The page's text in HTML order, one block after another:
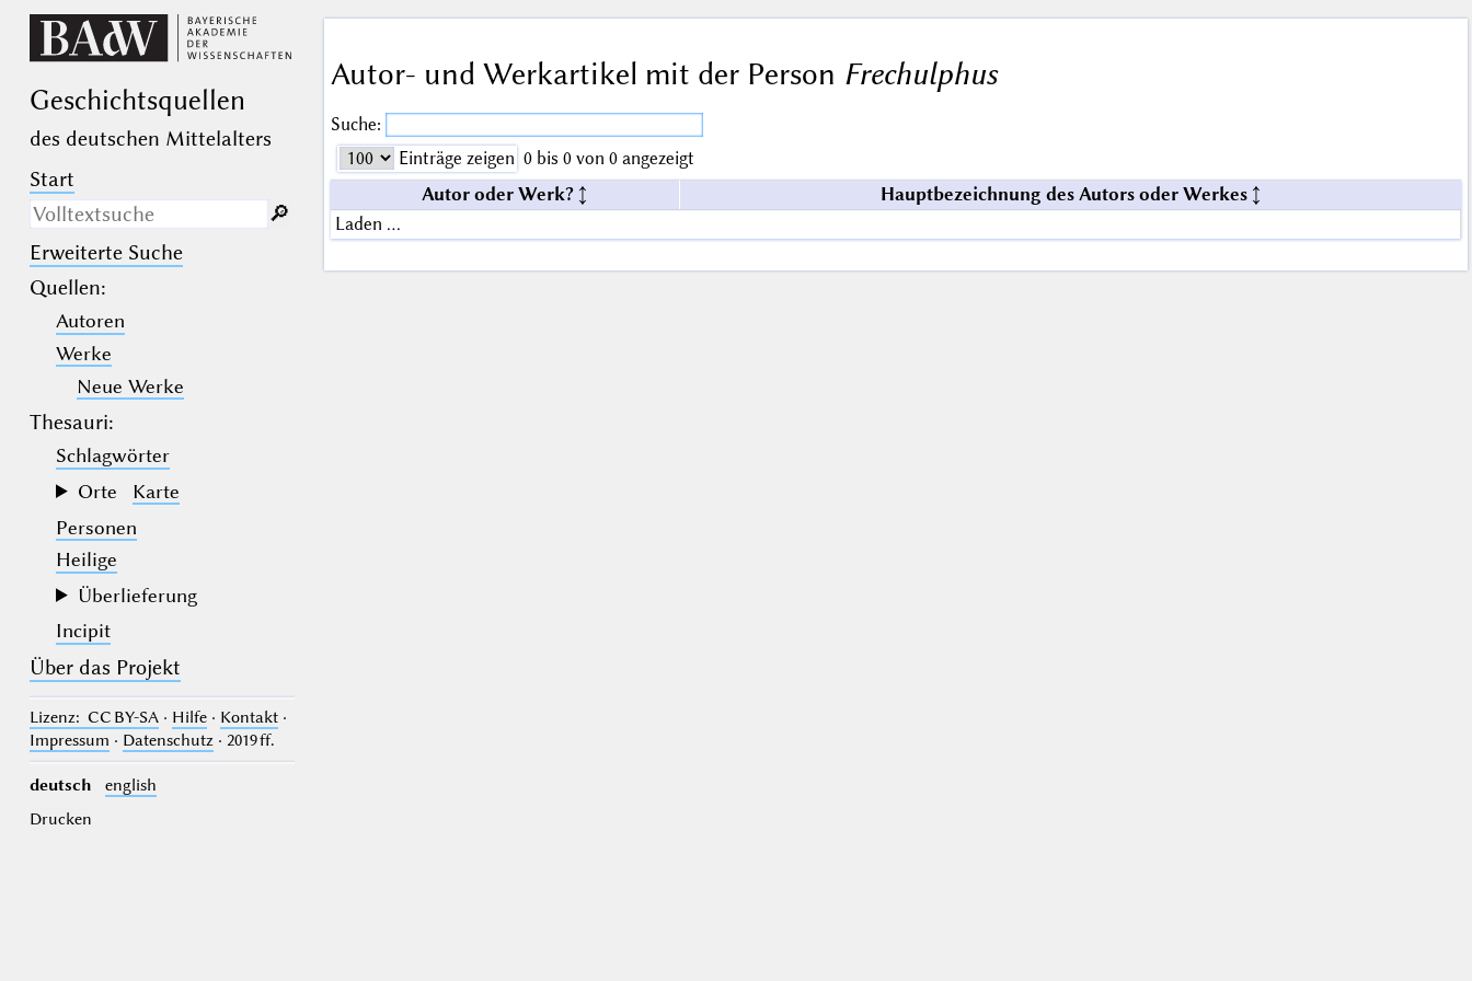
Geschichts­quellen
des deutschen Mittelalters
Start
Nur in Beschreibungs­texten
suchen
(der Unterstrich) ist Platzhalter für
genau ein Zeichen.
(das Prozentzeichen) ist Platzhalter
für kein, ein oder mehr als ein
Zeichen.
🔎︎
Erweiterte Suche
Quellen:
Autoren
Werke
Neue Werke
Thesauri:
Schlagwörter
Orte
Karte
Personen
Heilige
Überlieferung
Incipit
Über das Projekt
Lizenz: CC BY-SA· Hilfe· Kontakt·
Impressum · Datenschutz· 2019 ff.
deutsch
english
Drucken
Autor- und Werkartikel mit der Person Frechulphus
Suche:
Einträge zeigen 0 bis 0 von 0 angezeigt
Autor oder Werk?
Hauptbezeichnung des Autors oder Werkes
Laden …